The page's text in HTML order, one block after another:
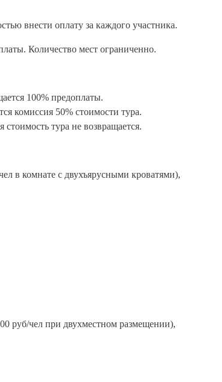
внести оплату за каждого участника.
Количество мест ограниченно.
100% предоплаты.
комиссия 50% стоимости тура.
тура не возвращается.
в комнате с двухъярусными кроватями),
руб/чел при двухместном размещении),